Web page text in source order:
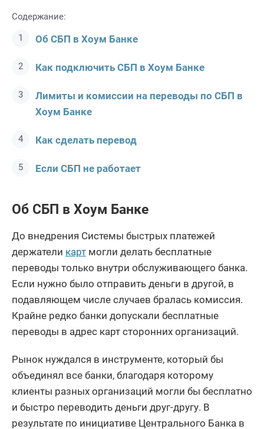
Содержание:
Об СБП в Хоум Банке
Как подключить СБП в Хоум Банке
Лимиты и комиссии на переводы по СБП в
Хоум Банке
Как сделать перевод
Если СБП не работает
Об СБП в Хоум Банке
До внедрения Системы быстрых платежей
держатели карт могли делать бесплатные
переводы только внутри обслуживающего банка.
Если нужно было отправить деньги в другой, в
подавляющем числе случаев бралась комиссия.
Крайне редко банки допускали бесплатные
переводы в адрес карт сторонних организаций.
Рынок нуждался в инструменте, который бы
объединял все банки, благодаря которому
клиенты разных организаций могли бы бесплатно
и быстро переводить деньги друг-другу. В
результате по инициативе Центрального Банка в